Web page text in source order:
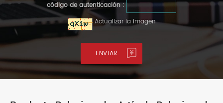
código de autenticación :
Actualizar la imagen